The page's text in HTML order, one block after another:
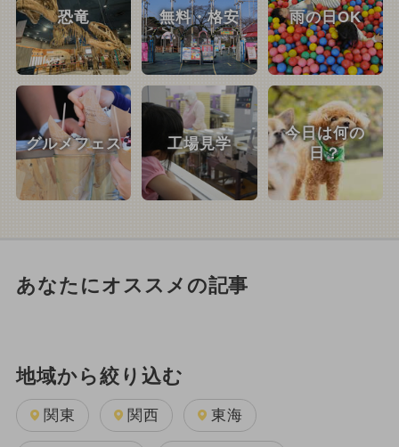
恐竜 無料・格安 雨の日OK
グルメフェス 工場見学
今日は何の
日？
あなたにオススメの記事
地域から絞り込む
関東 関西 東海